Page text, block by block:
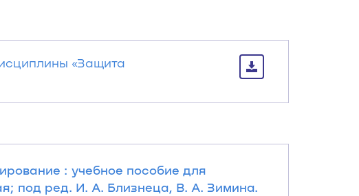
«Защита
: учебное пособие для
под ред. И. А. Близнеца, В. А. Зимина.